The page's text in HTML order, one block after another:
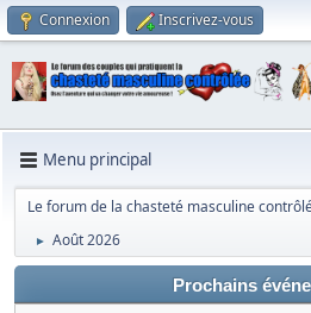
Connexion Inscrivez-vous
Menu principal
Le forum de la chasteté masculine
► Août 2026
Prochains